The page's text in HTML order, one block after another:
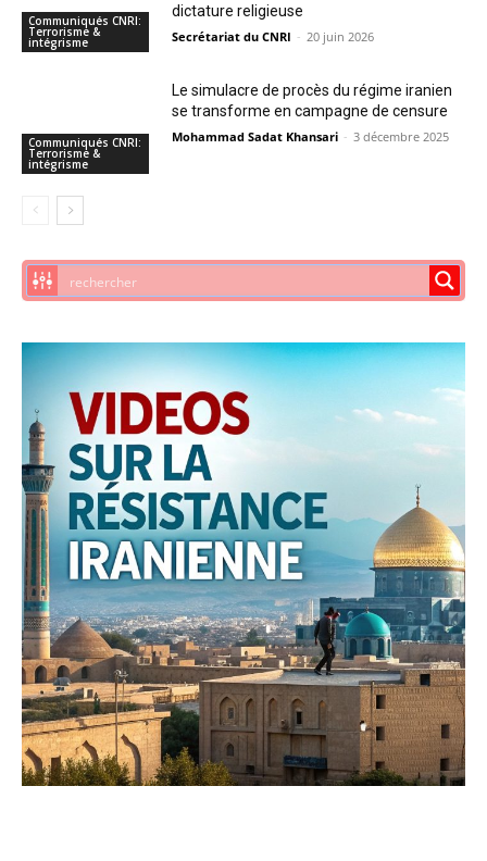
Communiqués CNRI:
Terrorisme &
intégrisme
dictature religieuse
Secrétariat du CNRI - 20 juin 2026
Communiqués CNRI:
Terrorisme &
intégrisme
Le simulacre de procès du régime iranien
se transforme en campagne de censure
Mohammad Sadat Khansari - 3 décembre 2025